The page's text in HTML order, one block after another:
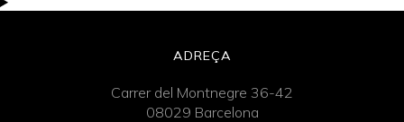
ADREÇA
Carrer del Montnegre 36-42
08029 Barcelona